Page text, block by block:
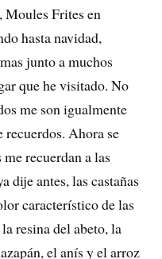
Moules Frites en
hasta navidad,
junto a muchos
que he visitado. No
me son igualmente
recuerdos. Ahora se
recuerdan a las
dije antes, las castañas
característico de las
resina del abeto, la
el anís y el arroz